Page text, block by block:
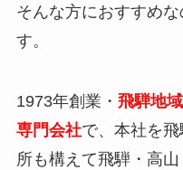
そんな方におすすめな
す。
1973年創業・ 飛騨地
専門会社で、本社を
所も構えて飛騨・高